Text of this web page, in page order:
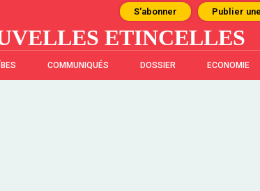
S'abonner Publier
ETINCELLES
COMMUNIQUÉS DOSSIER ECONOMIE